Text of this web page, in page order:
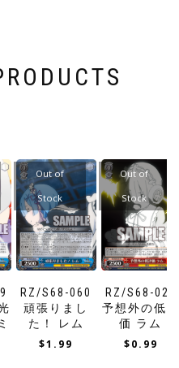
RZ/S68-060
頑張りまし
た！ レム
Out of
Stock
$1.99
RZ/S68-021
予想外の低評
価 ラム
Out of
Stock
$0.99